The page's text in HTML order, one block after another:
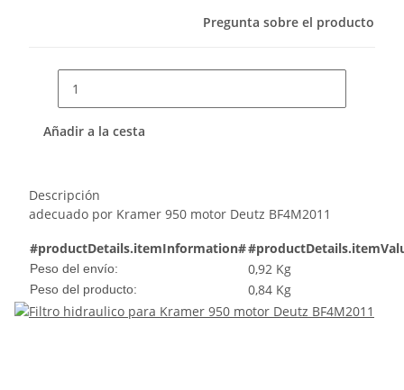
Pregunta sobre el producto
Añadir a la cesta
Descripción
adecuado por Kramer 950 motor Deutz BF4M2011
#productDetails.itemInformation#
Peso del envío: 0,92 Kg
Peso del producto: 0,84 Kg